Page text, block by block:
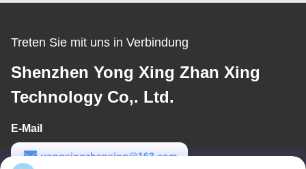
Treten Sie mit uns in Verbindung
Shenzhen Yong Xing Zhan Xing
Technology Co,. Ltd.
E-Mail
yongxingzhanxing@163.com